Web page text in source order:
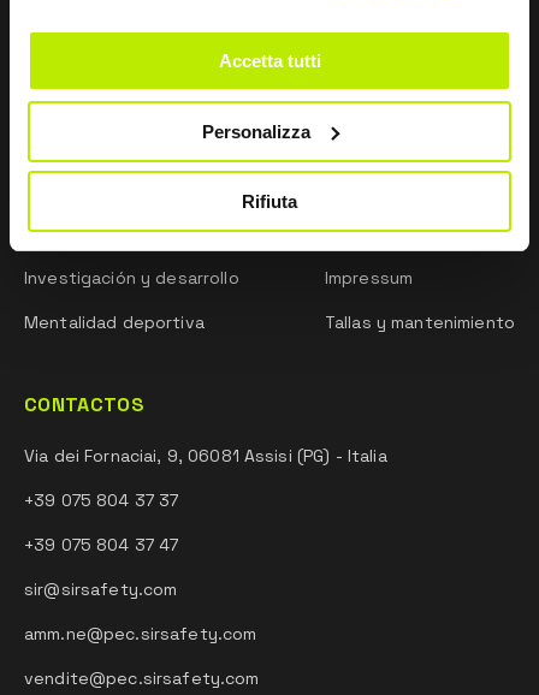
Accetta tutti
Personalizza
Rifiuta
Red comercial
Investigación y desarrollo
Mentalidad deportiva
INFORMACIÓN
Whistleblowing
Impressum
Tallas y mantenimiento
CONTACTOS
Via dei Fornaciai, 9, 06081 Assisi (PG) - Italia
+39 075 804 37 37
+39 075 804 37 47
sir@sirsafety.com
amm.ne@pec.sirsafety.com
vendite@pec.sirsafety.com